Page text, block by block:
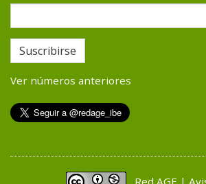
Suscribirse
Ver números anteriores
Red AGE |